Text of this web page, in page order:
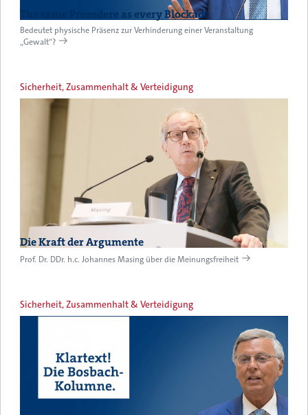
The same Prozedere as every Blockade
Bedeutet physische Präsenz zur Verhinderung einer Veranstaltung
„Gewalt“?
Sicherheit, Zusammenhalt & Verteidigung
Die Kraft der Argumente
Prof. Dr. DDr. h.c. Johannes Masing über die Meinungsfreiheit
Sicherheit, Zusammenhalt & Verteidigung